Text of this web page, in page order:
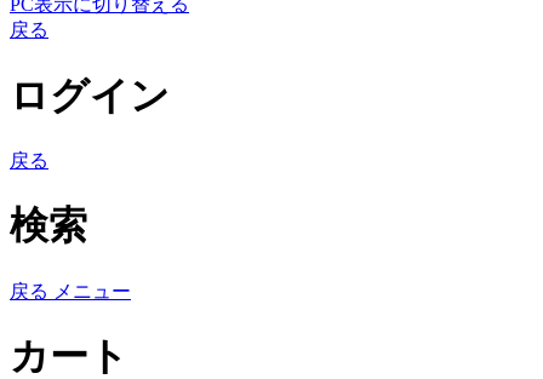
PC表示に切り替える
戻る
ログイン
戻る
検索
戻る メニュー
カート